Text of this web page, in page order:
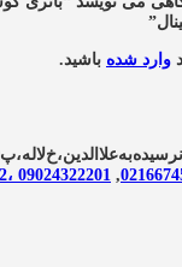
وارد شده باشید.
زیرهمکف
, 09024322201 ،02158902